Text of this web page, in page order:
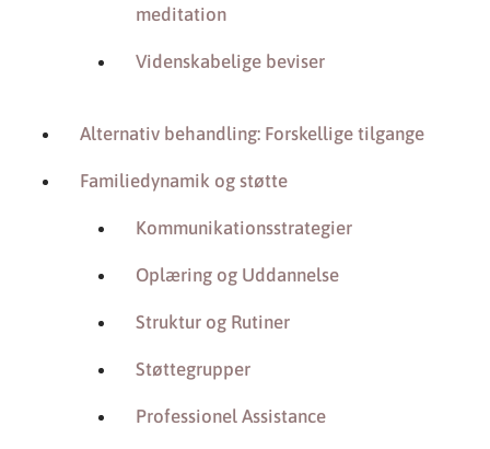
meditation
Videnskabelige beviser
Alternativ behandling: Forskellige tilgange
Familiedynamik og støtte
Kommunikationsstrategier
Oplæring og Uddannelse
Struktur og Rutiner
Støttegrupper
Professionel Assistance